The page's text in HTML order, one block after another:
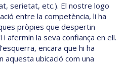
serietat, etc.). El nostre logo
entre la competència, li ha
pròpies que despertin
afermin la seva confiança en ell.
encara que hi ha
aquesta ubicació com una